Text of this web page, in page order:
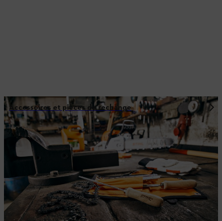
Accessoires et pièces de rechange